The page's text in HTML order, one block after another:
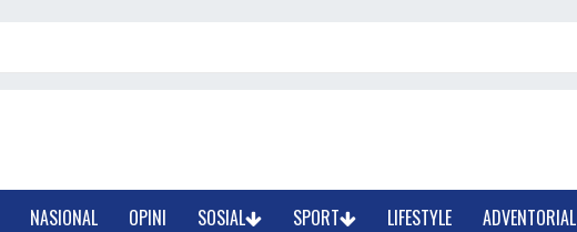
NASIONAL OPINI SOSIAL SPORT LIFESTYLE ADVENTORIAL